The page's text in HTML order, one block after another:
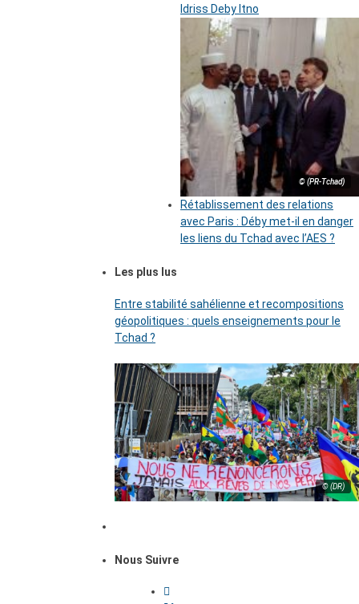
Idriss Deby Itno
© (PR-Tchad)
Rétablissement des relations
avec Paris : Déby met-il en danger
les liens du Tchad avec l’AES ?
Les plus lus
Entre stabilité sahélienne et recompositions
géopolitiques : quels enseignements pour le
Tchad ?
© (DR)
Nous Suivre